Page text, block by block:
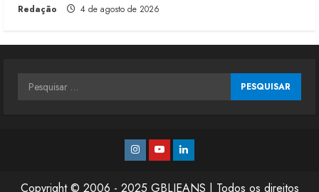
Redação 4 de agosto de 2026
Pesquisar
Instagram
YoutubeLinkedin
Copyright © 2006 - 2025 GBLJEANS | Todos os direitos